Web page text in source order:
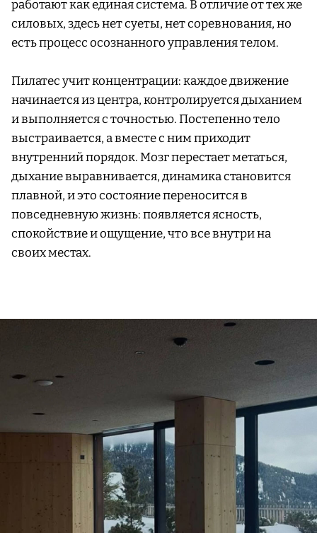
работают как единая система. В отличие от тех же
силовых, здесь нет суеты, нет соревнования, но
есть процесс осознанного управления телом.
Пилатес учит концентрации: каждое движение
начинается из центра, контролируется дыханием
и выполняется с точностью. Постепенно тело
выстраивается, а вместе с ним приходит
внутренний порядок. Мозг перестает метаться,
дыхание выравнивается, динамика становится
плавной, и это состояние переносится в
повседневную жизнь: появляется ясность,
спокойствие и ощущение, что все внутри на
своих местах.